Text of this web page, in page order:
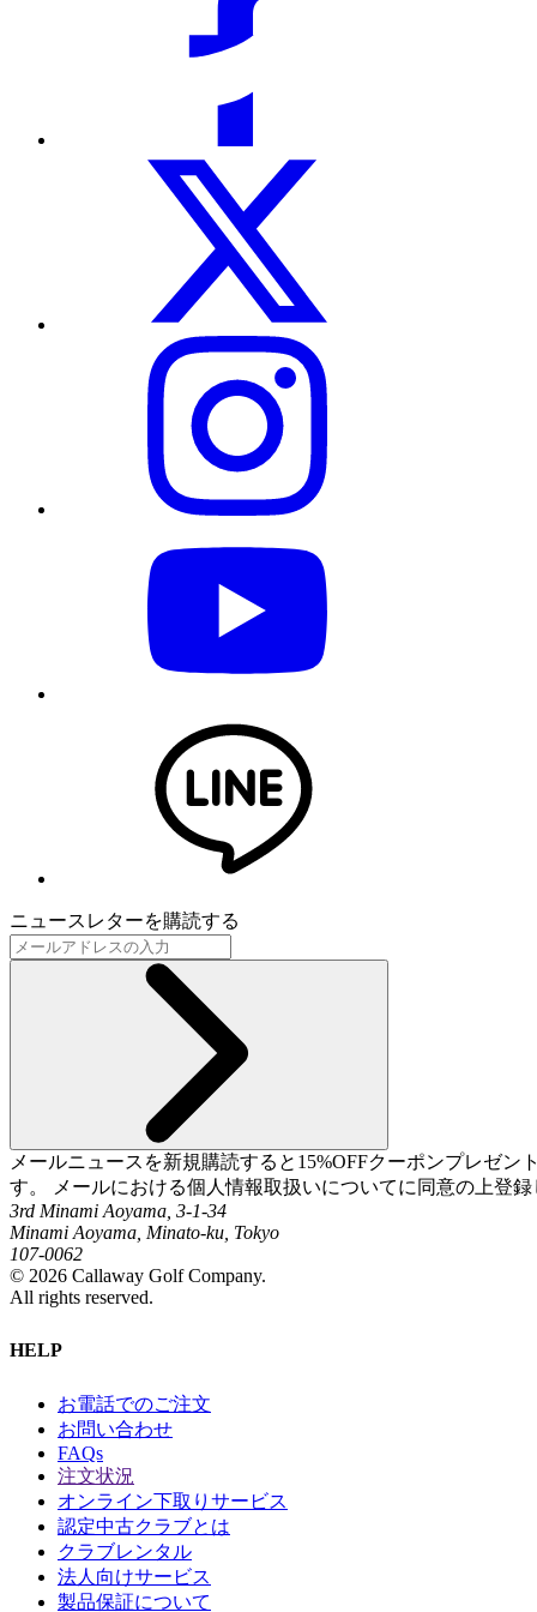
ニュースレターを購読する
メールニュースを新規購読すると15%OFFクーポンプレゼ
す。 メールにおける個人情報取扱いについてに同意の上登
3rd Minami Aoyama, 3-1-34
Minami Aoyama, Minato-ku, Tokyo
107-0062
© 2026 Callaway Golf Company.
All rights reserved.
HELP
お電話でのご注文
お問い合わせ
FAQs
注文状況
オンライン下取りサービス
認定中古クラブとは
クラブレンタル
法人向けサービス
製品保証について